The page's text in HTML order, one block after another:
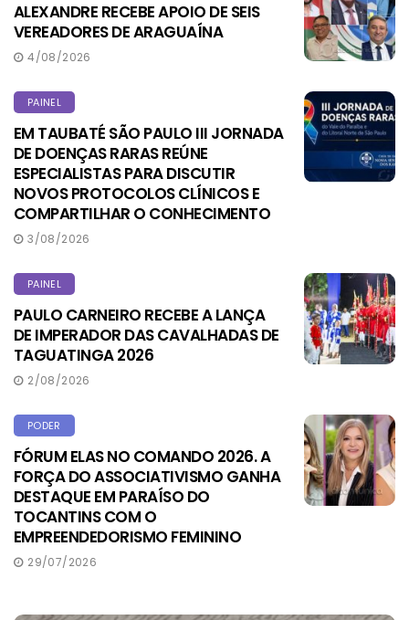
ALEXANDRE RECEBE APOIO DE SEIS
VEREADORES DE ARAGUAÍNA
4/08/2026
PAINEL
EM TAUBATÉ SÃO PAULO III JORNADA
DE DOENÇAS RARAS REÚNE
ESPECIALISTAS PARA DISCUTIR
NOVOS PROTOCOLOS CLÍNICOS E
COMPARTILHAR O CONHECIMENTO
3/08/2026
PAINEL
PAULO CARNEIRO RECEBE A LANÇA
DE IMPERADOR DAS CAVALHADAS DE
TAGUATINGA 2026
2/08/2026
PODER
FÓRUM ELAS NO COMANDO 2026. A
FORÇA DO ASSOCIATIVISMO GANHA
DESTAQUE EM PARAÍSO DO
TOCANTINS COM O
EMPREENDEDORISMO FEMININO
29/07/2026